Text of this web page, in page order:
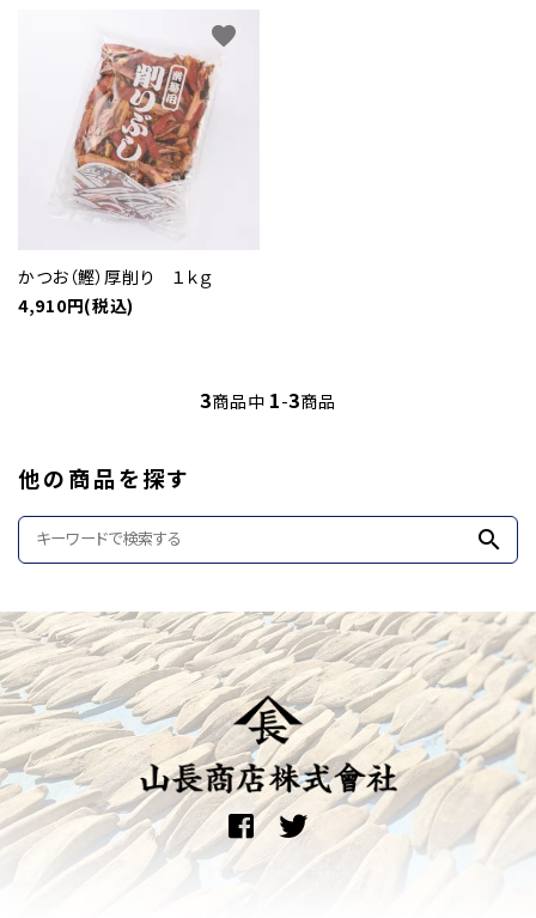
かつお（鰹）厚削り １ｋｇ
4,910円(税込)
favorite
3商品中 1-3商品
他の商品を探す
search